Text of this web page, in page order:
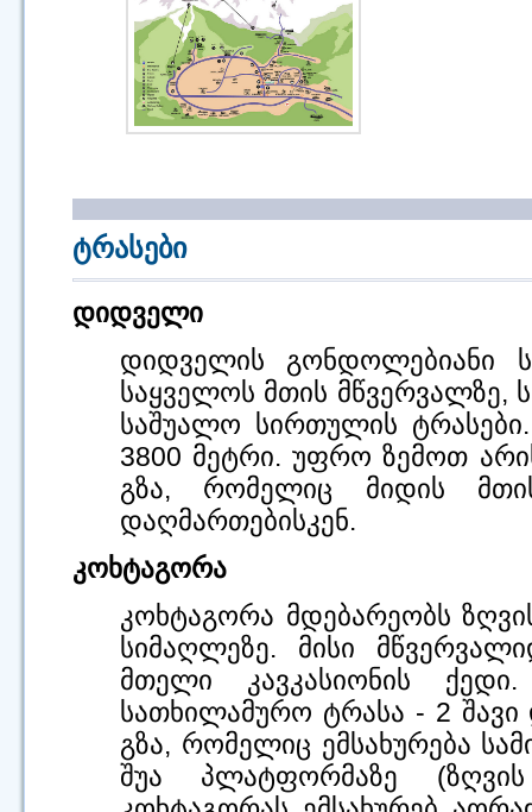
ტრასები
დიდველი
დიდველის გონდოლებიანი
საყველოს მთის მწვერვალზე,
საშუალო სირთულის
3800 მეტრი. უფრო ზემოთ
გზა, რომელიც მიდის
დაღმართებისკენ.
კოხტაგორა
კოხტაგორა მდებარეობს
სიმაღლეზე. მისი
მთელი კავკასიონის
სათხილამურო ტრასა - 2
გზა, რომელიც ემსახურება
შუა პლატფორმაზე